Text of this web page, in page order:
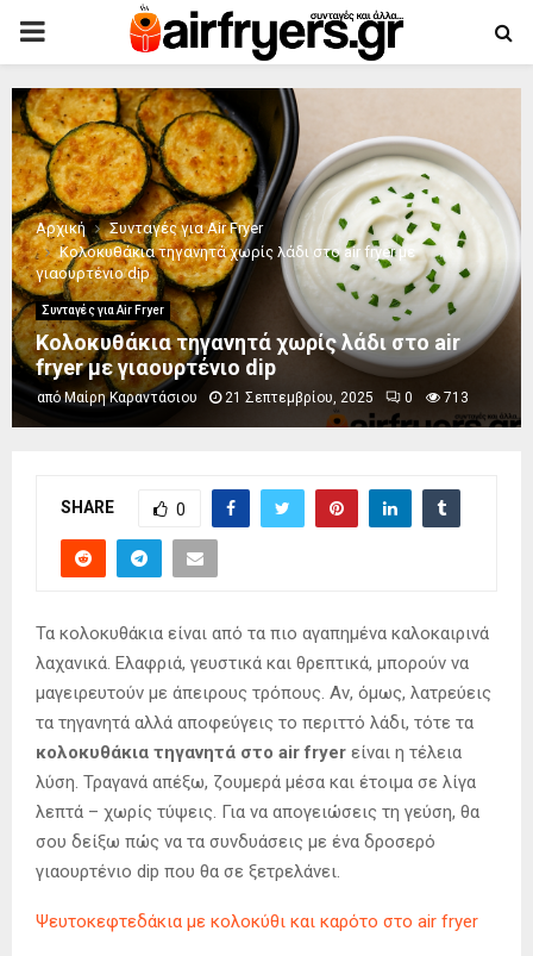
PRIMARY
MENU
Αρχική
Συνταγές για Air Fryer
Κολοκυθάκια τηγανητά χωρίς λάδι στο air fryer με
γιαουρτένιο dip
Συνταγές για Air Fryer
Κολοκυθάκια τηγανητά χωρίς λάδι στο air
fryer με γιαουρτένιο dip
απόΜαίρη Καραντάσιου 21 Σεπτεμβρίου, 2025 0 713
SHARE 0
Τα κολοκυθάκια είναι από τα πιο αγαπημένα καλοκαιρινά
λαχανικά. Ελαφριά, γευστικά και θρεπτικά, μπορούν να
μαγειρευτούν με άπειρους τρόπους. Αν, όμως, λατρεύεις
τα τηγανητά αλλά αποφεύγεις το περιττό λάδι, τότε τα
κολοκυθάκια τηγανητά στο air fryer είναι η τέλεια
λύση. Τραγανά απέξω, ζουμερά μέσα και έτοιμα σε λίγα
λεπτά – χωρίς τύψεις. Για να απογειώσεις τη γεύση, θα
σου δείξω πώς να τα συνδυάσεις με ένα δροσερό
γιαουρτένιο dip που θα σε ξετρελάνει.
Ψευτοκεφτεδάκια με κολοκύθι και καρότο στο air fryer